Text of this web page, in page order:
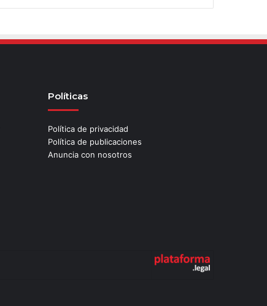
Políticas
Política de privacidad
Política de publicaciones
Anuncia con nosotros